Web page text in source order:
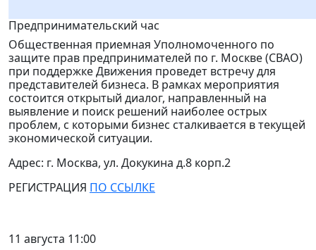
Предпринимательский час
Общественная приемная Уполномоченного по
защите прав предпринимателей по г. Москве (СВАО)
при поддержке Движения проведет встречу для
представителей бизнеса. В рамках мероприятия
состоится открытый диалог, направленный на
выявление и поиск решений наиболее острых
проблем, с которыми бизнес сталкивается в текущей
экономической ситуации.
Адрес: г. Москва, ул. Докукина д.8 корп.2
РЕГИСТРАЦИЯ ПО ССЫЛКЕ
11 августа 11:00